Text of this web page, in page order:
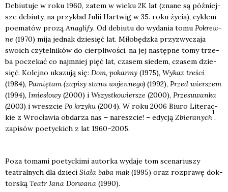
Debiu­tu­je w roku 1960, zatem w wie­ku 2K lat (zna­ne są póź­niej­
sze debiu­ty, na przy­kład Julii Har­twig w 35. roku życia), cyklem
poema­tów pro­zą Ana­gli­fy. Od debiu­tu do wyda­nia tomu Pokrew­
ne (1970) mija jed­nak dzie­sięć lat. Miło­będz­ka przy­zwy­cza­ja
swo­ich czy­tel­ni­ków do cier­pli­wo­ści, na jej następ­ne tomy trze­
ba pocze­kać co naj­mniej pięć lat, cza­sem sie­dem, cza­sem dzie­
sięć. Kolej­no uka­zu­ją się: Dom, pokar­my (1975), Wykaz tre­ści
(1984), Pamię­tam (zapi­sy sta­nu wojen­ne­go) (1992), Przed wier­szem
(1994), Imie­sło­wy (2000) i Wszyst­ko­wier­sze (2000), Prze­su­wan­ka
(2003) i wresz­cie Po krzy­ku(2004). W roku 2006 Biu­ro Lite­rac­
kie z Wro­cła­wia obda­rza nas – naresz­cie! – edy­cją Zbie­ra­nych
1
,
zapi­sów poetyc­kich z lat 1960–2005.
Poza toma­mi poetyc­ki­mi autor­ka wyda­je tom sce­na­riu­szy
teatral­nych dla dzie­ci Sia­ła baba mak (1995) oraz roz­pra­wę dok­
tor­ską Teatr Jana Dorwa­na (1990).